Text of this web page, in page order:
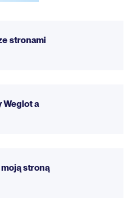
stronami
go za darmo dzięki naszej
Weglot a
można znaleźć na
stroną